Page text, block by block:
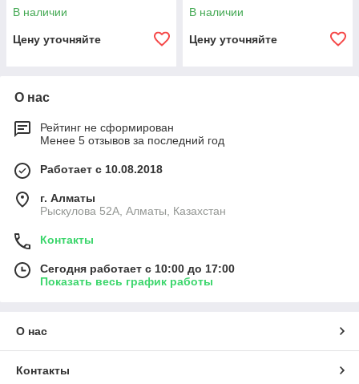
В наличии
Цену уточняйте
В наличии
Цену уточняйте
О нас
Рейтинг не сформирован
Менее 5 отзывов за последний год
Работает с 10.08.2018
г. Алматы
Рыскулова 52А, Алматы, Казахстан
Контакты
Сегодня работает с 10:00 до 17:00
Показать весь график работы
О нас
Контакты